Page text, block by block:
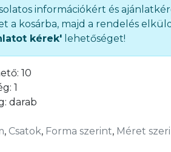
információkért és
a kosárba, majd a rendelés
kérek' lehetőséget!
10
1
darab
, Csatok, Forma szerint, Méret